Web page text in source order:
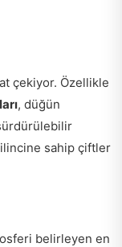
çekiyor. Özellikle
, düğün
sahip çiftler
belirleyen en